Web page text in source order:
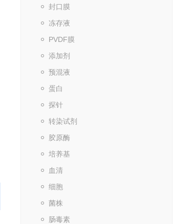
封口膜
冻存液
PVDF膜
添加剂
预混液
蛋白
探针
转染试剂
胶原酶
培养基
血清
细胞
菌株
肠毒素